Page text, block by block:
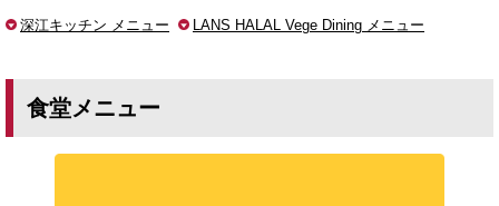
深江キッチン メニュー LANS HALAL Vege Dining メニュー
食堂メニュー